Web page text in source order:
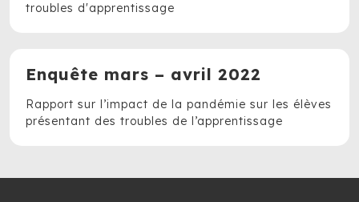
troubles d'apprentissage
Enquête mars – avril 2022
Rapport sur l’impact de la pandémie sur les élèves
présentant des troubles de l’apprentissage